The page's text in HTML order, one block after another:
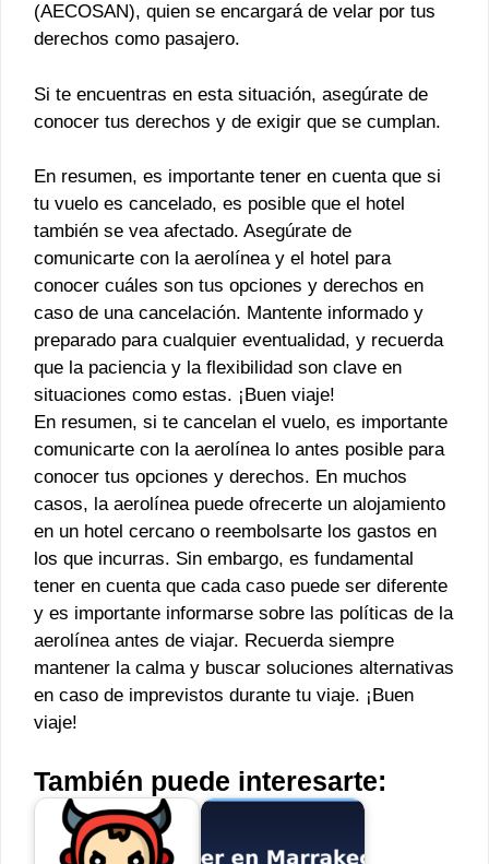
(AECOSAN), quien se encargará de velar por tus
derechos como pasajero.
Si te encuentras en esta situación, asegúrate de
conocer tus derechos y de exigir que se cumplan.
En resumen, es importante tener en cuenta que si
tu vuelo es cancelado, es posible que el hotel
también se vea afectado. Asegúrate de
comunicarte con la aerolínea y el hotel para
conocer cuáles son tus opciones y derechos en
caso de una cancelación. Mantente informado y
preparado para cualquier eventualidad, y recuerda
que la paciencia y la flexibilidad son clave en
situaciones como estas. ¡Buen viaje!
En resumen, si te cancelan el vuelo, es importante
comunicarte con la aerolínea lo antes posible para
conocer tus opciones y derechos. En muchos
casos, la aerolínea puede ofrecerte un alojamiento
en un hotel cercano o reembolsarte los gastos en
los que incurras. Sin embargo, es fundamental
tener en cuenta que cada caso puede ser diferente
y es importante informarse sobre las políticas de la
aerolínea antes de viajar. Recuerda siempre
mantener la calma y buscar soluciones alternativas
en caso de imprevistos durante tu viaje. ¡Buen
viaje!
También puede interesarte: